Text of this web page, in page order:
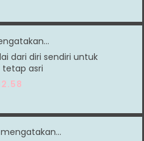
dari diri sendiri untuk
asri
mengatakan…